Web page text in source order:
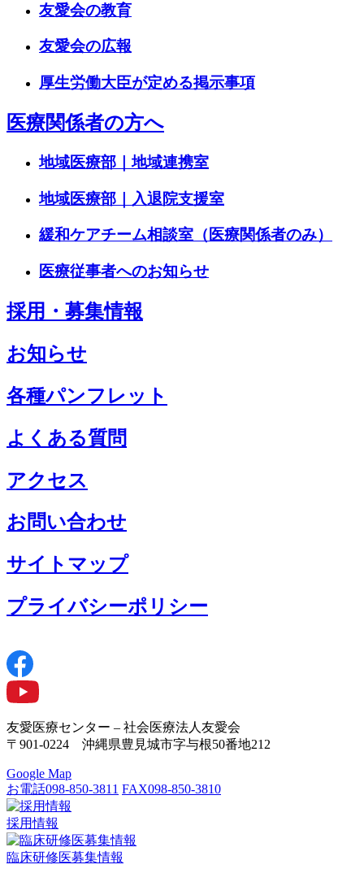
友愛会の教育
友愛会の広報
厚生労働大臣が定める掲示事項
医療関係者の方へ
地域医療部｜地域連携室
地域医療部｜入退院支援室
緩和ケアチーム相談室（医療関係者のみ）
医療従事者へのお知らせ
採用・募集情報
お知らせ
各種パンフレット
よくある質問
アクセス
お問い合わせ
サイトマップ
プライバシーポリシー
友愛医療センター – 社会医療法人友愛会
〒901-0224 沖縄県豊見城市字与根50番地212
Google Map
お電話098-850-3811 FAX098-850-3810
採用情報
臨床研修医募集情報